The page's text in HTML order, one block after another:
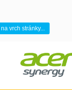
vrch stránky...